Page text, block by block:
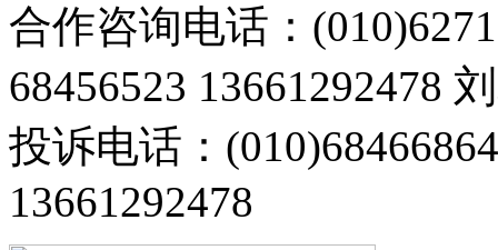
合作咨询电话：
68456523 13661292478
投诉电话：
13661292478